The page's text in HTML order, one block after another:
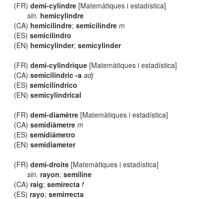
(FR)demi-cylindre [Matemàtiques i estadística]
sin. hemicylindre
(CA) hemicilindre;semicilindre m
(ES)semicilindro
(EN) hemicylinder;semicylinder
(FR)demi-cylindrique [Matemàtiques i estadística]
(CA)semicilíndric -a adj
(ES)semicilíndrico
(EN)semicylindrical
(FR)demi-diamètre [Matemàtiques i estadística]
(CA)semidiàmetre m
(ES)semidiámetro
(EN)semidiameter
(FR)demi-droite [Matemàtiques i estadística]
sin. rayon; semiline
(CA)raig;semirecta f
(ES)rayo;semirrecta